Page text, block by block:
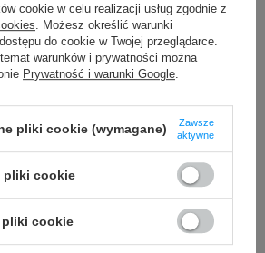
CHWILOWO NIEDOSTĘPNY
Wyświetlacz LCD PREMIUM ekran
dotyk digitizer iPhone 7 Plus
czarny
85,90 zł
cookie w celu realizacji usług zgodnie z
. Możesz określić warunki
do cookie w Twojej przeglądarce.
warunków i prywatności można
Prywatność i warunki Google
pliki cookie (wymagane)
Zawsze
aktywne
pliki cookie
pliki cookie